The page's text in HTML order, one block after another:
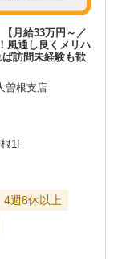
月給33万円～／
風通し良くメリハ
訪問未経験も歓
曽根支店
1F
4週8休以上